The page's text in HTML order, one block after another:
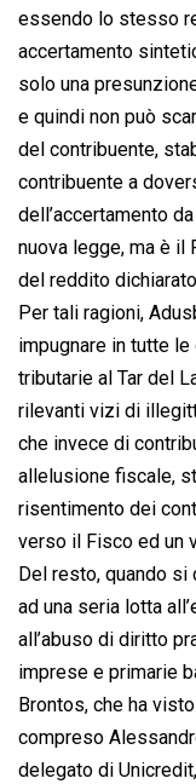
essendo lo stesso
accertamento
solo una
e quindi non può
del contribuente,
contribuente a
dell’accertamento
nuova legge, ma è il
del reddito
Per tali ragioni,
impugnare in tutte
tributarie al Tar del
rilevanti vizi di
che invece di
allelusione fiscale,
risentimento dei
verso il Fisco ed un
Del resto, quando
ad una seria lotta
all’abuso di diritto
imprese e primarie
Brontos, che ha
compreso
delegato di